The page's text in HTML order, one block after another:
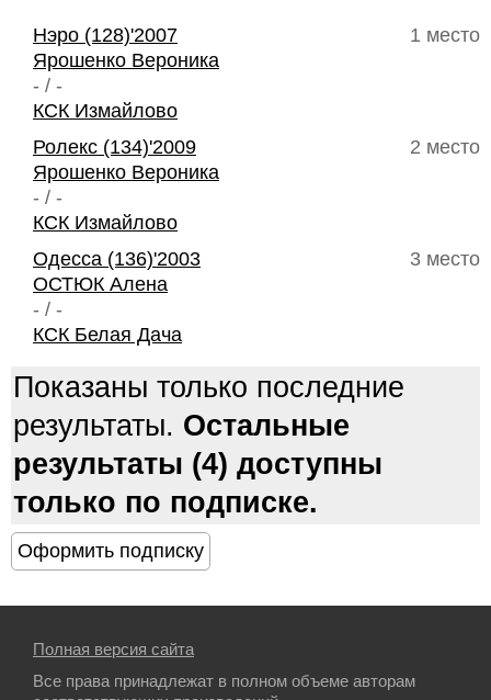
1 место
Нэро (128)'2007
Ярошенко Вероника
- / -
КСК Измайлово
2 место
Ролекс (134)'2009
Ярошенко Вероника
- / -
КСК Измайлово
3 место
Одесса (136)'2003
ОСТЮК Алена
- / -
КСК Белая Дача
Показаны только последние
результаты. Остальные
результаты (4) доступны
только по подписке.
Полная версия сайта
Все права принадлежат в полном объеме авторам